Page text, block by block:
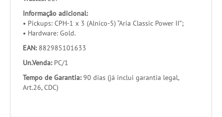
Informação adicional:
• Pickups: CPH-1 x 3 (Alnico-5) “Aria Classic Power II”;
• Hardware: Gold.
EAN: 882985101633
Un.Venda: PC/1
Tempo de Garantia:90 dias (já inclui garantia legal,
Art.26, CDC)